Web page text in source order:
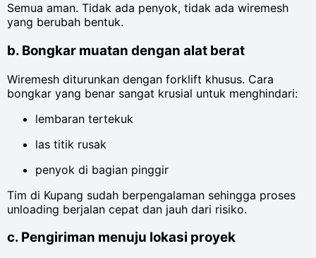
Semua aman. Tidak ada penyok, tidak ada wiremesh
yang berubah bentuk.
b. Bongkar muatan dengan alat berat
Wiremesh diturunkan dengan forklift khusus. Cara
bongkar yang benar sangat krusial untuk menghindari:
lembaran tertekuk
las titik rusak
penyok di bagian pinggir
Tim di Kupang sudah berpengalaman sehingga proses
unloading berjalan cepat dan jauh dari risiko.
c. Pengiriman menuju lokasi proyek